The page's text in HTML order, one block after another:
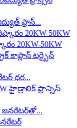
ఫ్రాన్...
20KW-50KW
ధర...
జనరేటర్‌తో...